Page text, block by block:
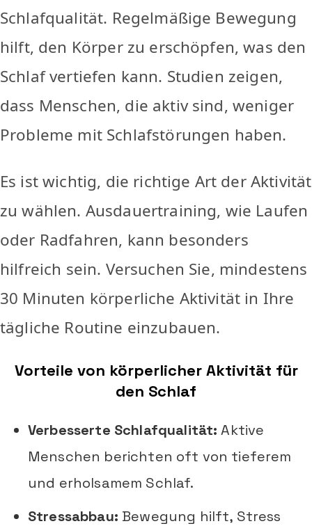
Schlafqualität. Regelmäßige Bewegung
hilft, den Körper zu erschöpfen, was den
Schlaf vertiefen kann. Studien zeigen,
dass Menschen, die aktiv sind, weniger
Probleme mit Schlafstörungen haben.
Es ist wichtig, die richtige Art der Aktivität
zu wählen. Ausdauertraining, wie Laufen
oder Radfahren, kann besonders
hilfreich sein. Versuchen Sie, mindestens
30 Minuten körperliche Aktivität in Ihre
tägliche Routine einzubauen.
Vorteile von körperlicher Aktivität für
den Schlaf
Verbesserte Schlafqualität: Aktive
Menschen berichten oft von tieferem
und erholsamem Schlaf.
Stressabbau: Bewegung hilft, Stress